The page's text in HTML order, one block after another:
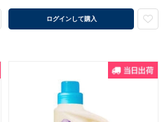
ログインして購入